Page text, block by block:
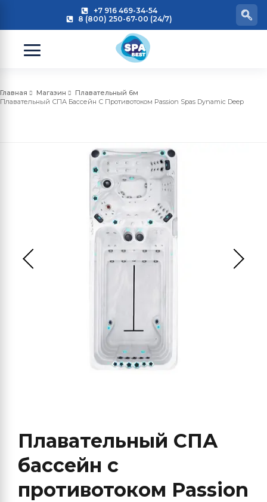
+7 916 469-34-54
8 (800) 250-67-00 (24/7)
Главная Магазин
Плавательный 6м
Плавательный СПА Бассейн С Противотоком Passion Spas Dynamic Deep
Плавательный СПА
бассейн с
противотоком Passion